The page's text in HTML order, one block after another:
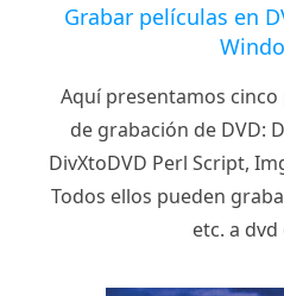
Grabar películas en
Aquí presentamos
de grabación de DVD:
DivXtoDVD Perl Script,
Todos ellos pueden
etc. a